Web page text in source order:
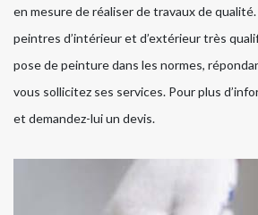
en mesure de réaliser de travaux de
peintres d’intérieur et d’extérieur très
pose de peinture dans les normes,
vous sollicitez ses services. Pour plus
et demandez-lui un devis.